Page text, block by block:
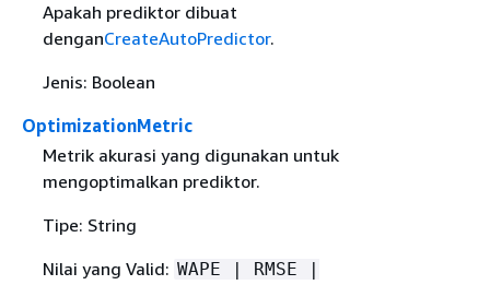
Apakah prediktor dibuat
denganCreateAutoPredictor.
Jenis: Boolean
OptimizationMetric
Metrik akurasi yang digunakan untuk
mengoptimalkan prediktor.
Tipe: String
Nilai yang Valid: WAPE | RMSE |